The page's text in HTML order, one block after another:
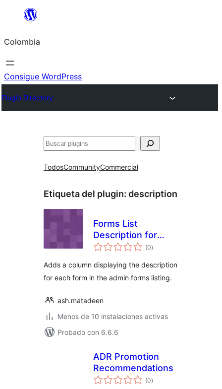
Saltar
contenido
Colombia
Consigue WordPress
Plugin Directory
Buscar
TodosCommunityCommercial
Etiqueta del plugin: description
Forms List
Description for
Gravity Forms
(0total
de
)
Adds a column displaying the description
for each form in the admin forms listing.
ash.matadeen
Menos de 10 instalaciones activas
Probado con 6.6.6
ADR Promotion
Recommendations
(0total
de
)